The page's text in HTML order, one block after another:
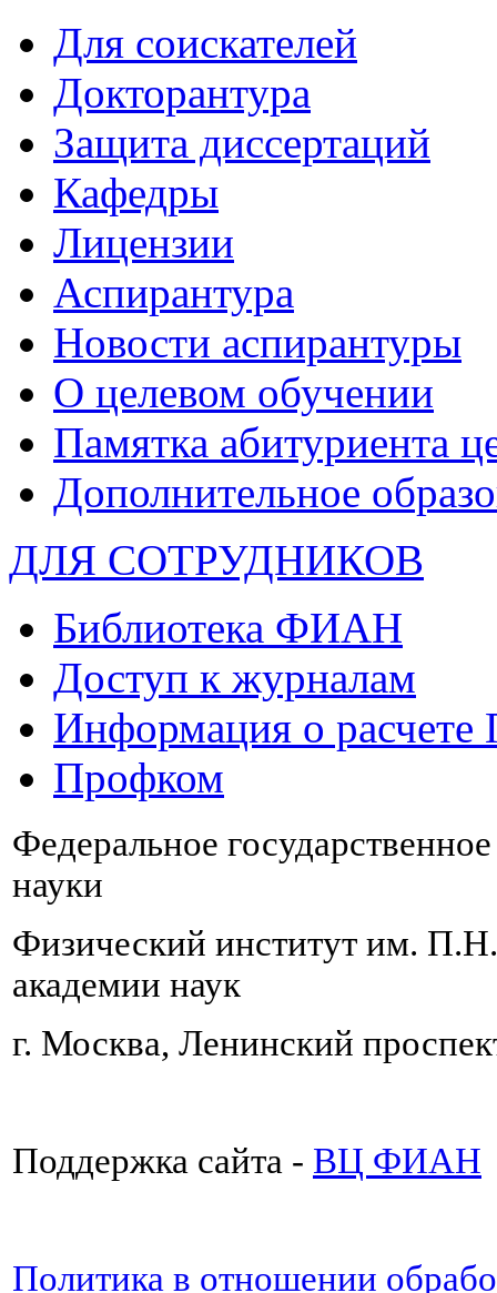
Для соискателей
Докторантура
Защита диссертаций
Кафедры
Лицензии
Аспирантура
Новости аспирантуры
О целевом обучении
Памятка абитуриента
Дополнительное
ДЛЯ СОТРУДНИКОВ
Библиотека ФИАН
Доступ к журналам
Информация о
Профком
Федеральное
науки
Физический институт им.
академии наук
г. Москва, Ленинский
Поддержка сайта - ВЦ ФИАН
Политика в отношении